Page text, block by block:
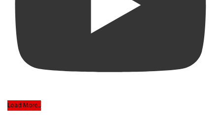
Load More...